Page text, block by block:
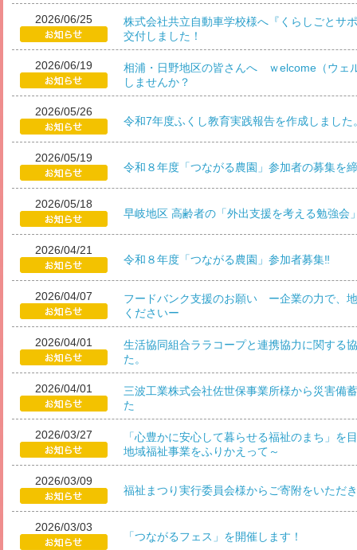
2026/06/25
株式会社共立自動車学校様へ『くらしごとサ
交付しました！
2026/06/19
相浦・日野地区の皆さんへ ｗelcome（ウェ
しませんか？
2026/05/26
令和7年度ふくし教育実践報告を作成しました
2026/05/19
令和８年度「つながる農園」参加者の募集を
2026/05/18
早岐地区 高齢者の「外出支援を考える勉強会
2026/04/21
令和８年度「つながる農園」参加者募集‼
2026/04/07
フードバンク支援のお願い ー企業の力で、
くださいー
2026/04/01
生活協同組合ララコープと連携協力に関する
た。
2026/04/01
三波工業株式会社佐世保事業所様から災害備
た
2026/03/27
「心豊かに安心して暮らせる福祉のまち」を
地域福祉事業をふりかえって～
2026/03/09
福祉まつり実行委員会様からご寄附をいただ
2026/03/03
「つながるフェス」を開催します！